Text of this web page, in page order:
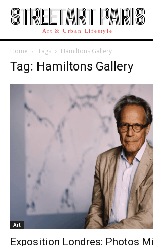
STREETART PARIS
Art & Urban Lifestyle
Home Tags Hamiltons Gallery
Tag: Hamiltons Gallery
Art
Exposition Londres: Photos